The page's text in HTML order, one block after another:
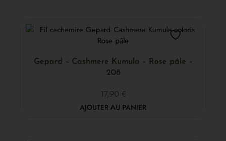
Gepard – Cashmere Kumula – Rose pâle –
208
17,90 €
AJOUTER AU PANIER